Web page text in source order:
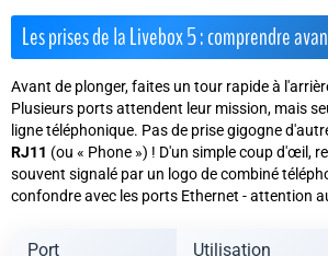
Les prises de la Livebox 5 : comprendre
Avant de plonger, faites un tour rapide à
Plusieurs ports attendent leur mission, mais
ligne téléphonique. Pas de prise gigogne
RJ11 (ou « Phone ») ! D'un simple coup d'œil,
souvent signalé par un logo de combiné
confondre avec les ports Ethernet - attention
Port Utilisation